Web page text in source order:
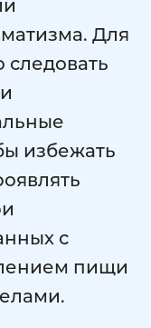
Для
следовать
избежать
с
пищи